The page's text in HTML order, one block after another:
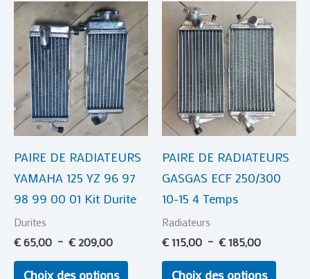
PAIRE DE RADIATEURS
YAMAHA 125 YZ 96 97
98 99 00 01 Kit Durite
Durites
€65,00 – € 209,00
Plage
de
prix :
€ 65,00
à
€ 209,00
Choix des options
produit
a
plusieurs
variations.
Les
options
peuvent
être
choisies
page
PAIRE DE RADIATEURS
GASGAS ECF 250/300
10-15 4 Temps
Radiateurs
€115,00 – €185,00
de
prix :
€ 115,00
à
€ 185,00
Choix des options
Les
être
page